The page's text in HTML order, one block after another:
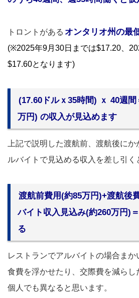
トロントがある オンタリオ州の最
(※2025年9月30日までは$17.20、
$17.60となります)
(17.60ドルｘ35時間) ｘ 40週間
万円) の収入が見込めます
上記で説明した渡航前、渡航後にか
ルバイトで見込める収入を差し引く
渡航前費用(約85万円)+渡航後
バイト収入見込み(約260万円)
る
レストランでアルバイトの場合まか
食費を浮かせたり、交際費を減らし
個人でも異なると思います。